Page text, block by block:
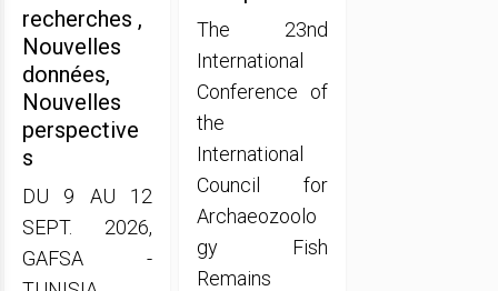
recherches ,
Nouvelles
données,
Nouvelles
perspective
s
DU 9 AU 12
SEPT. 2026,
GAFSA -
The 23nd
International
Conference of
the
International
Council for
Archaeozoolo
gy Fish
Remains